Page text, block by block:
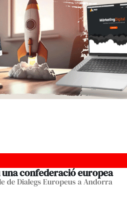
confederació europea
de Dialegs Europeus a Andorra